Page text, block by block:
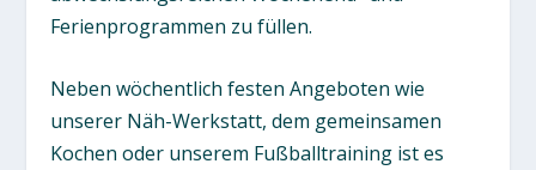
Ferienprogrammen zu füllen.
Neben wöchentlich festen Angeboten wie
unserer Näh-Werkstatt, dem gemeinsamen
Kochen oder unserem Fußballtraining ist es